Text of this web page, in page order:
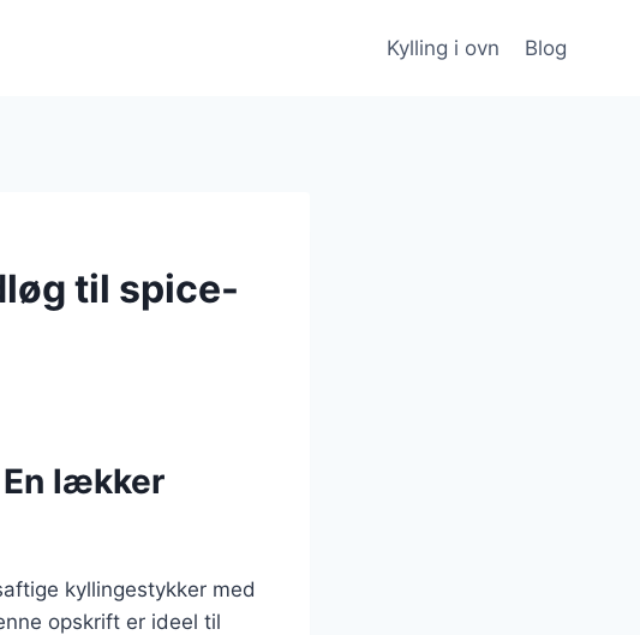
Kylling i ovn Blog
til spice-
lækker
kyllingestykker med
opskrift er ideel til